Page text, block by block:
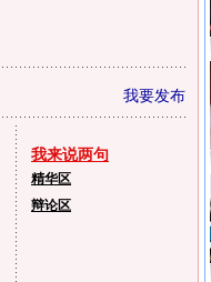
我要发布
我来说两句
精华区
辩论区